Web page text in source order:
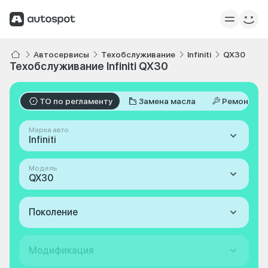
Автосервисы Техобслуживание Infiniti QX30
Техобслуживание Infiniti QX30
ТО по регламенту Замена масла Ремонт
Марка авто
Infiniti
Модель
QX30
Поколение
Модификация